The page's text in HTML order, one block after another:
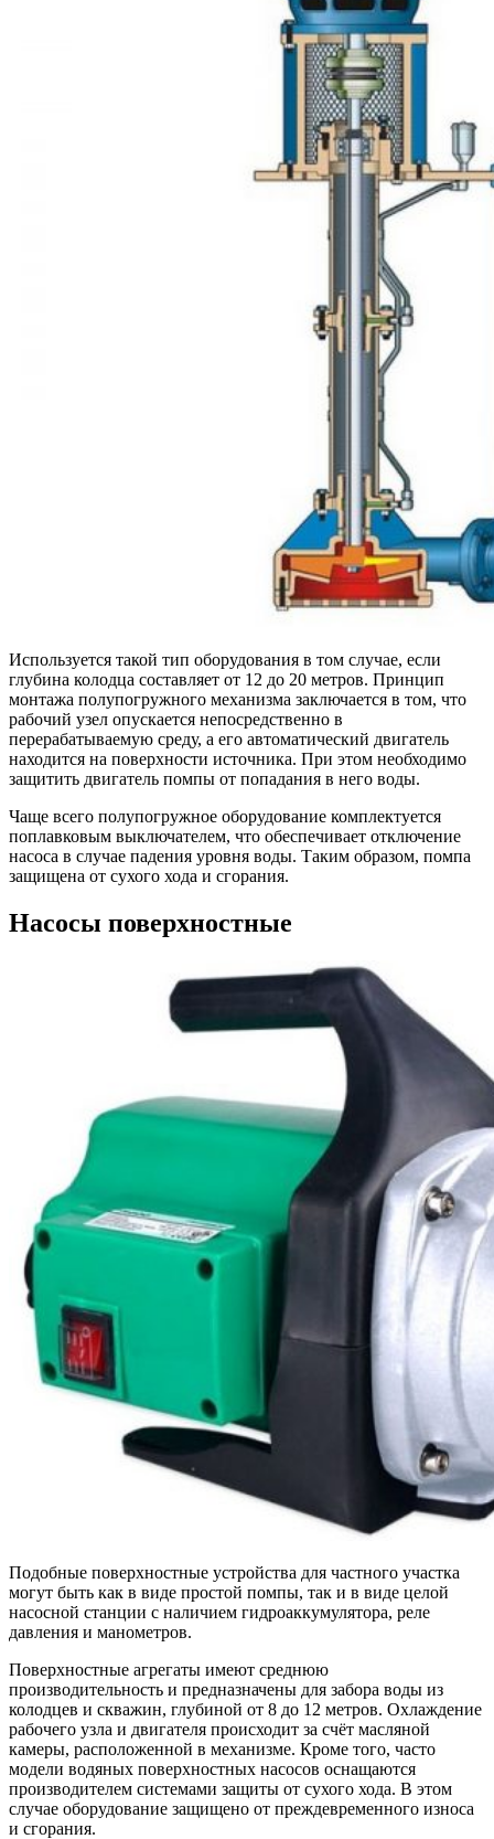
Используется такой тип оборудования в том случае, если
глубина колодца составляет от 12 до 20 метров. Принцип
монтажа полупогружного механизма заключается в том, что
рабочий узел опускается непосредственно в
перерабатываемую среду, а его автоматический двигатель
находится на поверхности источника. При этом необходимо
защитить двигатель помпы от попадания в него воды.
Чаще всего полупогружное оборудование комплектуется
поплавковым выключателем, что обеспечивает отключение
насоса в случае падения уровня воды. Таким образом, помпа
защищена от сухого хода и сгорания.
Насосы поверхностные
Подобные поверхностные устройства для частного участка
могут быть как в виде простой помпы, так и в виде целой
насосной станции с наличием гидроаккумулятора, реле
давления и манометров.
Поверхностные агрегаты имеют среднюю
производительность и предназначены для забора воды из
колодцев и скважин, глубиной от 8 до 12 метров. Охлаждение
рабочего узла и двигателя происходит за счёт масляной
камеры, расположенной в механизме. Кроме того, часто
модели водяных поверхностных насосов оснащаются
производителем системами защиты от сухого хода. В этом
случае оборудование защищено от преждевременного износа
и сгорания.